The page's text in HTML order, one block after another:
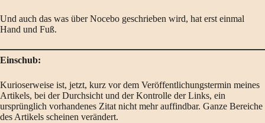
Und auch das was über Nocebo geschrieben wird, hat erst einmal
Hand und Fuß.
Einschub:
Kurioserweise ist, jetzt, kurz vor dem Veröffentlichungstermin meines
Artikels, bei der Durchsicht und der Kontrolle der Links, ein
ursprünglich vorhandenes Zitat nicht mehr auffindbar. Ganze Bereiche
des Artikels scheinen verändert.